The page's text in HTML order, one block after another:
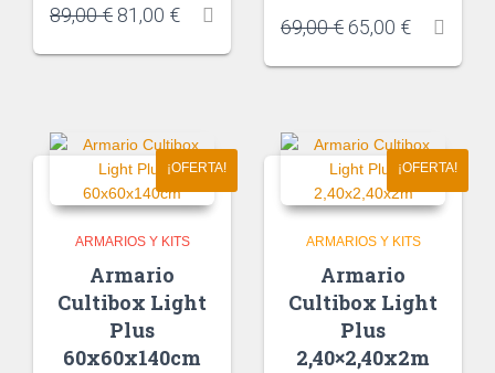
89,00€ 81,00 €
69,00€ 65,00 €
¡OFERTA!
ARMARIOS Y KITS
Armario
Cultibox Light
Plus
60x60x140cm
¡OFERTA!
ARMARIOS Y KITS
Armario
Cultibox Light
Plus
2,40×2,40x2m